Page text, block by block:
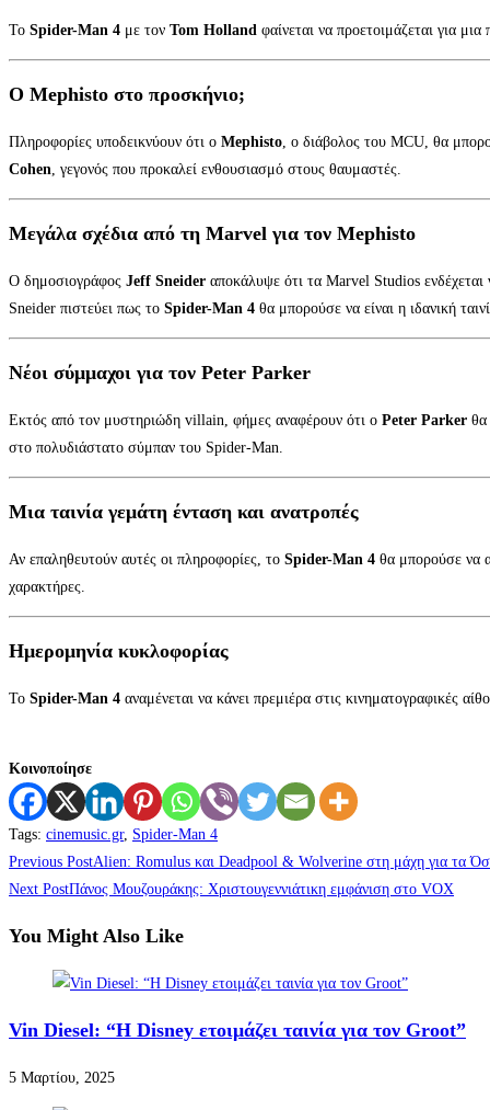
Το Spider-Man 4 με τον Tom Holland φαίνεται να προετοιμάζεται για
Ο Mephisto στο προσκήνιο;
Πληροφορίες υποδεικνύουν ότι ο Mephisto, ο διάβολος του MCU, θα
Cohen, γεγονός που προκαλεί ενθουσιασμό στους θαυμαστές.
Μεγάλα σχέδια από τη Marvel για τον Mephisto
Ο δημοσιογράφος Jeff Sneider αποκάλυψε ότι τα Marvel Studios
Sneider πιστεύει πως το Spider-Man 4 θα μπορούσε να είναι η ιδανική
Νέοι σύμμαχοι για τον Peter Parker
Εκτός από τον μυστηριώδη villain, φήμες αναφέρουν ότι ο Peter Parker θα
στο πολυδιάστατο σύμπαν του Spider-Man.
Μια ταινία γεμάτη ένταση και ανατροπές
Αν επαληθευτούν αυτές οι πληροφορίες, το Spider-Man 4 θα μπορούσε να
χαρακτήρες.
Ημερομηνία κυκλοφορίας
Το Spider-Man 4 αναμένεται να κάνει πρεμιέρα στις κινηματογραφικές
Κοινοποίησε
Tags: cinemusic.gr, Spider-Man 4
Previous PostAlien: Romulus και Deadpool & Wolverine στη μάχη για τα
Next PostΠάνος Μουζουράκης: Χριστουγεννιάτικη εμφάνιση στο VOX
You Might Also Like
Vin Diesel: “Η Disney ετοιμάζει ταινία για τον Groot”
5 Μαρτίου, 2025